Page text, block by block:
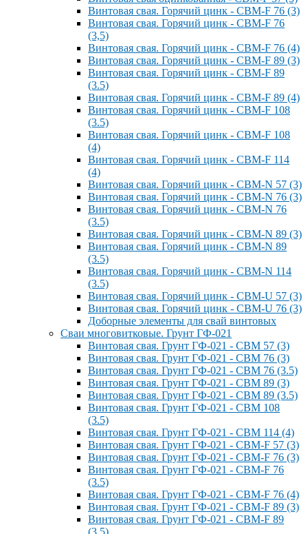
Винтовая свая. Горячий цинк - СВМ-F 76 (3)
Винтовая свая. Горячий цинк - СВМ-F 76
(3,5)
Винтовая свая. Горячий цинк - СВМ-F 76 (4)
Винтовая свая. Горячий цинк - СВМ-F 89 (3)
Винтовая свая. Горячий цинк - СВМ-F 89
(3.5)
Винтовая свая. Горячий цинк - СВМ-F 89 (4)
Винтовая свая. Горячий цинк - СВМ-F 108
(3.5)
Винтовая свая. Горячий цинк - СВМ-F 108
(4)
Винтовая свая. Горячий цинк - СВМ-F 114
(4)
Винтовая свая. Горячий цинк - СВМ-N 57 (3)
Винтовая свая. Горячий цинк - СВМ-N 76 (3)
Винтовая свая. Горячий цинк - СВМ-N 76
(3.5)
Винтовая свая. Горячий цинк - СВМ-N 89 (3)
Винтовая свая. Горячий цинк - СВМ-N 89
(3.5)
Винтовая свая. Горячий цинк - СВМ-N 114
(3.5)
Винтовая свая. Горячий цинк - СВМ-U 57 (3)
Винтовая свая. Горячий цинк - СВМ-U 76 (3)
Доборные элементы для свай винтовых
Сваи многовитковые. Грунт ГФ-021
Винтовая свая. Грунт ГФ-021 - СВМ 57 (3)
Винтовая свая. Грунт ГФ-021 - СВМ 76 (3)
Винтовая свая. Грунт ГФ-021 - СВМ 76 (3.5)
Винтовая свая. Грунт ГФ-021 - СВМ 89 (3)
Винтовая свая. Грунт ГФ-021 - СВМ 89 (3.5)
Винтовая свая. Грунт ГФ-021 - СВМ 108
(3.5)
Винтовая свая. Грунт ГФ-021 - СВМ 114 (4)
Винтовая свая. Грунт ГФ-021 - СВМ-F 57 (3)
Винтовая свая. Грунт ГФ-021 - СВМ-F 76 (3)
Винтовая свая. Грунт ГФ-021 - СВМ-F 76
(3.5)
Винтовая свая. Грунт ГФ-021 - СВМ-F 76 (4)
Винтовая свая. Грунт ГФ-021 - СВМ-F 89 (3)
Винтовая свая. Грунт ГФ-021 - СВМ-F 89
(3.5)